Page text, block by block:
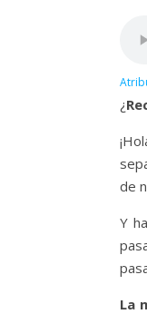
¿
de
Y
La